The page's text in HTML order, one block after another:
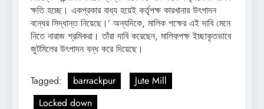
ক্ষতি হচ্ছে। একপ্রকার বাধ্য হয়েই কর্তৃপক্ষ কারখানার উৎপাদন
বন্ধের সিদ্ধান্ত নিয়েছে।’ অন্যদিকে, মালিক পক্ষের এই দাবি মেনে
নিতে নারাজ শ্রমিকরা। তাঁরা দাবি করেছেন, মালিকপক্ষ ইচ্ছাকৃতভাবে
জুটমিলের উৎপাদন বন্ধ করে দিয়েছে।
Tagged: barrackpur
Jute Mill
Locked down